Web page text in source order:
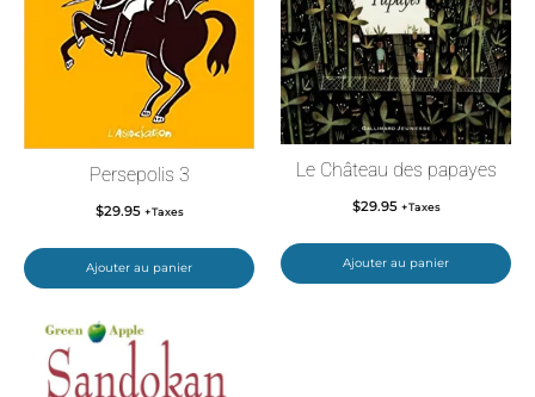
Persepolis 3
$29.95 +Taxes
Ajouter au panier
Le Château des papayes
$29.95 +Taxes
Ajouter au panier